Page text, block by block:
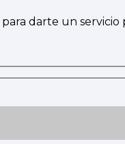
darte un servicio